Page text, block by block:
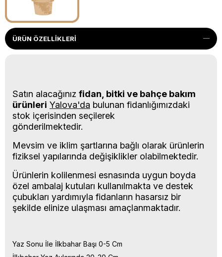
ÜRÜN ÖZELLIKLERI
Satın alacağınız fidan, bitki ve bahçe bakım
ürünleri Yalova'da bulunan fidanlığımızdaki
stok içerisinden seçilerek
gönderilmektedir.
Mevsim ve iklim şartlarına bağlı olarak ürünlerin
fiziksel yapılarında değişiklikler olabilmektedir.
Ürünlerin kolilenmesi esnasında uygun boyda
özel ambalaj kutuları kullanılmakta ve destek
çubukları yardımıyla fidanların hasarsız bir
şekilde elinize ulaşması amaçlanmaktadır.
Yaz Sonu İle İlkbahar Başı 0-5 Cm